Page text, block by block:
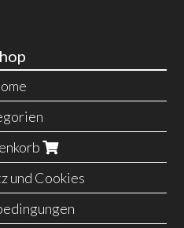
und Cookies